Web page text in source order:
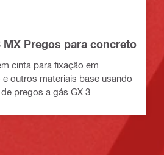
MX Pregos para concreto
cinta para fixação em
outros materiais base usando
pregos a gás GX 3